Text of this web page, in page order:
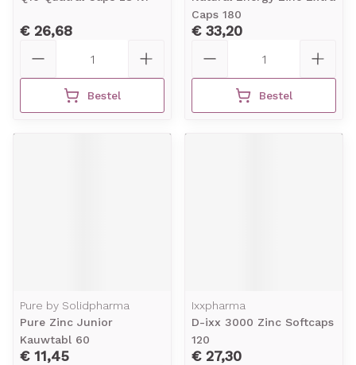
€ 26,68
Bestel
Caps 180
€ 33,20
Bestel
Pure by Solidpharma
Pure Zinc Junior
Kauwtabl 60
€ 11,45
Ixxpharma
D-ixx 3000 Zinc Softcaps
120
€ 27,30